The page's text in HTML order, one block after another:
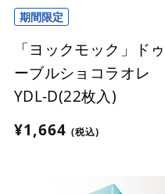
期間限定
「ヨックモック」ドゥ
ーブルショコラオレ
YDL-D(22枚入)
¥1,664 (税込)